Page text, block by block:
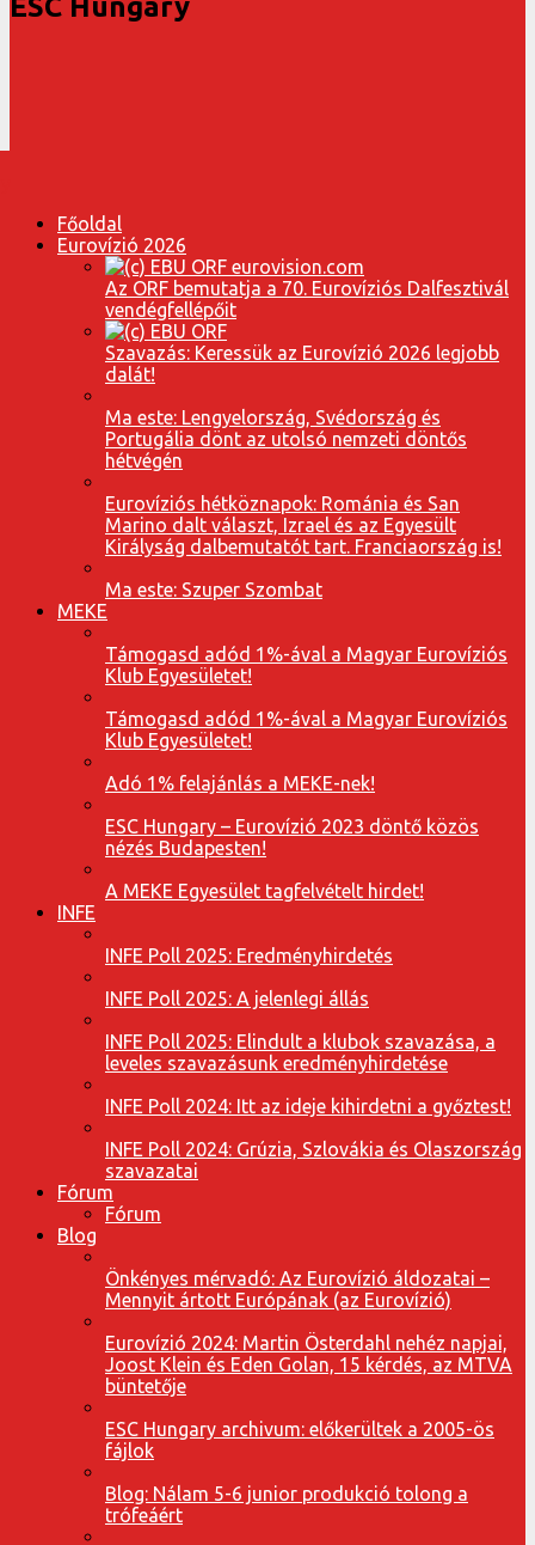
ESC Hungary
Főoldal
Eurovízió 2026
Az ORF bemutatja a 70. Eurovíziós Dalfesztivál
vendégfellépőit
Szavazás: Keressük az Eurovízió 2026 legjobb
dalát!
Ma este: Lengyelország, Svédország és
Portugália dönt az utolsó nemzeti döntős
hétvégén
Eurovíziós hétköznapok: Románia és San
Marino dalt választ, Izrael és az Egyesült
Királyság dalbemutatót tart. Franciaország is!
Ma este: Szuper Szombat
MEKE
Támogasd adód 1%-ával a Magyar Eurovíziós
Klub Egyesületet!
Támogasd adód 1%-ával a Magyar Eurovíziós
Klub Egyesületet!
Adó 1% felajánlás a MEKE-nek!
ESC Hungary – Eurovízió 2023 döntő közös
nézés Budapesten!
A MEKE Egyesület tagfelvételt hirdet!
INFE
INFE Poll 2025: Eredményhirdetés
INFE Poll 2025: A jelenlegi állás
INFE Poll 2025: Elindult a klubok szavazása, a
leveles szavazásunk eredményhirdetése
INFE Poll 2024: Itt az ideje kihirdetni a győztest!
INFE Poll 2024: Grúzia, Szlovákia és Olaszország
szavazatai
Fórum
Fórum
Blog
Önkényes mérvadó: Az Eurovízió áldozatai –
Mennyit ártott Európának (az Eurovízió)
Eurovízió 2024: Martin Österdahl nehéz napjai,
Joost Klein és Eden Golan, 15 kérdés, az MTVA
büntetője
ESC Hungary archivum: előkerültek a 2005-ös
fájlok
Blog: Nálam 5-6 junior produkció tolong a
trófeáért